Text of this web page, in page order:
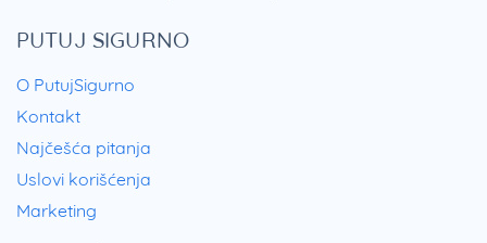
PUTUJ SIGURNO
O PutujSigurno
Kontakt
Najčešća pitanja
Uslovi korišćenja
Marketing